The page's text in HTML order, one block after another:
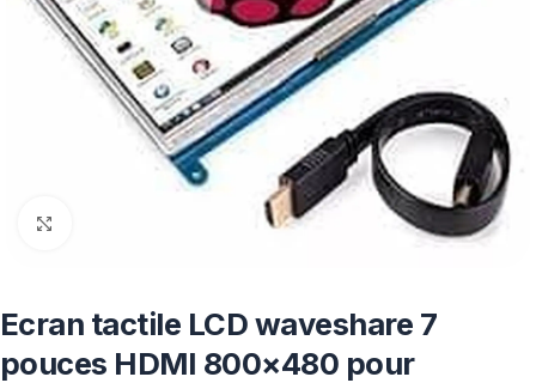
Ecran tactile LCD waveshare 7
pouces HDMI 800×480 pour